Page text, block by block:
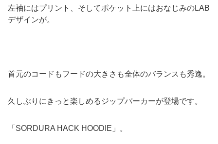
左袖にはプリント、そしてポケット上にはおなじみのLAB
デザインが。
首元のコードもフードの大きさも全体のバランスも秀逸。
久しぶりにきっと楽しめるジップパーカーが登場です。
「SORDURA HACK HOODIE」。